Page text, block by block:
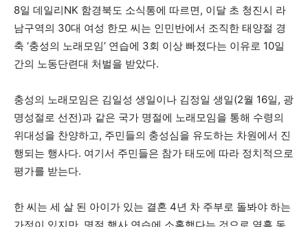
8일 데일리NK 함경북도 소식통에 따르면, 이달 초 청진시 라
남구역의 30대 여성 한모 씨는 인민반에서 조직한 태양절 경
축 ‘충성의 노래모임’ 연습에 3회 이상 빠졌다는 이유로 10일
간의 노동단련대 처벌을 받았다.
충성의 노래모임은 김일성 생일이나 김정일 생일(2월 16일, 광
명성절로 선전)과 같은 국가 명절에 노래모임을 통해 수령의
위대성을 찬양하고, 주민들의 충성심을 유도하는 차원에서 진
행되는 행사다. 여기서 주민들은 참가 태도에 따라 정치적으로
평가를 받는다.
한 씨는 세 살 된 아이가 있는 결혼 4년 차 주부로 돌봐야 하는